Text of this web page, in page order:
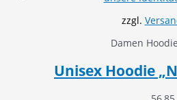
zzgl.
Damen
Unisex Hoodie